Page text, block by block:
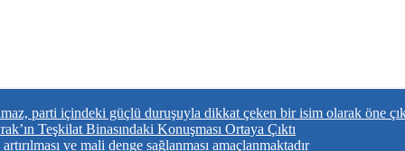
parti içindeki güçlü duruşuyla dikkat çeken bir isim olarak öne
Teşkilat Binasındaki Konuşması Ortaya Çıktı
ve mali denge sağlanması amaçlanmaktadır